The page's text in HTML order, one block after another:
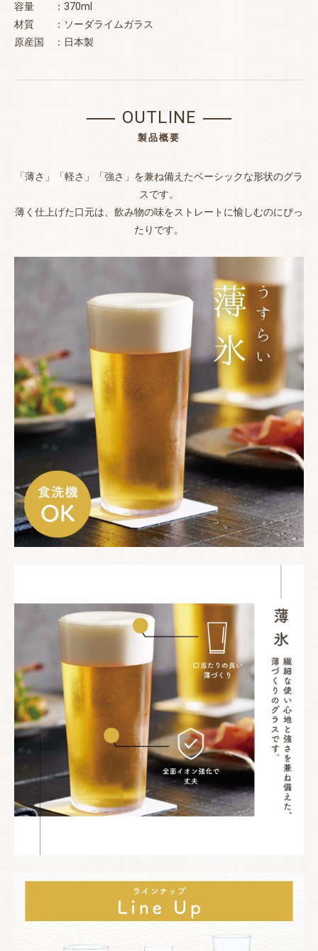
容量 ：370ml
材質 ：ソーダライムガラス
原産国 ：日本製
OUTLINE
製品概要
「薄さ」「軽さ」「強さ」を兼ね備えたベーシックな形状のグラ
スです。
薄く仕上げた口元は、飲み物の味をストレートに愉しむのにぴっ
たりです。